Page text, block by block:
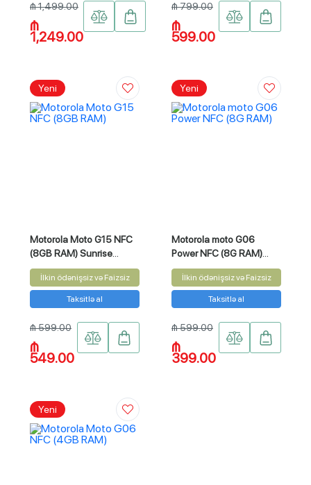
₼ 1,499.00
₼
1,249.00
₼ 799.00
₼
599.00
Yeni
Motorola Moto G15 NFC
(8GB RAM) Sunrise
Orange 256GB
İlkin ödənişsiz və Faizsiz
Taksitlə al
₼ 599.00
₼
549.00
Yeni
Motorola moto G06
Power NFC (8G RAM)
Blue 256GB
İlkin ödənişsiz və Faizsiz
Taksitlə al
₼ 599.00
₼
399.00
Yeni